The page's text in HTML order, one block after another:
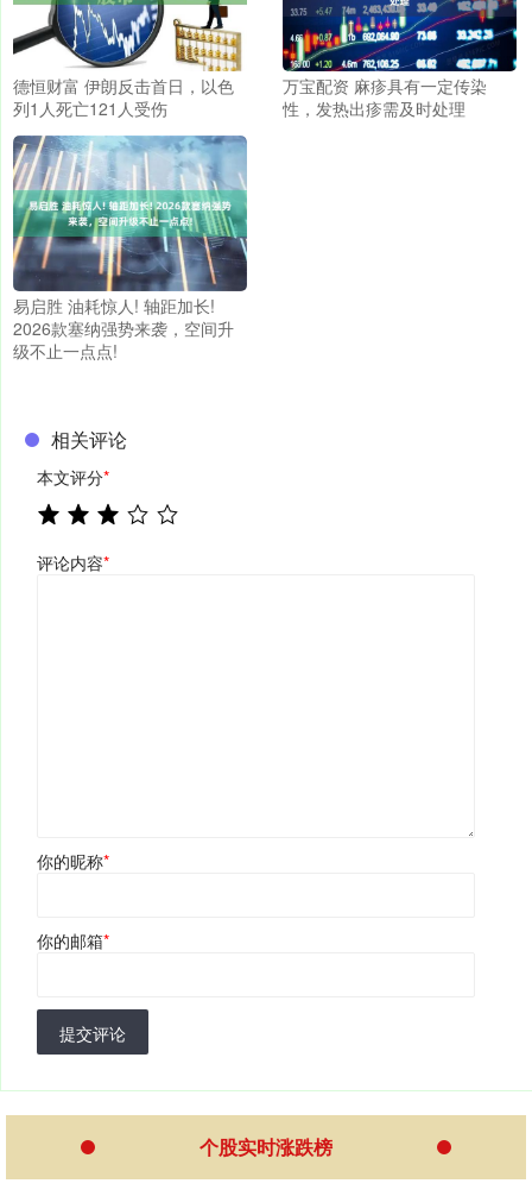
德恒财富 伊朗反击首日，以色
列1人死亡121人受伤
万宝配资 麻疹具有一定传染
性，发热出疹需及时处理
易启胜 油耗惊人! 轴距加长!
2026款塞纳强势来袭，空间升
级不止一点点!
相关评论
本文评分*
评论内容*
你的昵称*
你的邮箱*
提交评论
个股实时涨跌榜